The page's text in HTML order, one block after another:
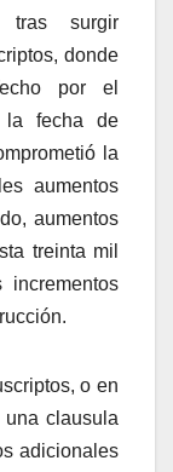
tras surgir
donde
por el
la fecha de
la
aumentos
aumentos
treinta mil
incrementos
o en
clausula
adicionales